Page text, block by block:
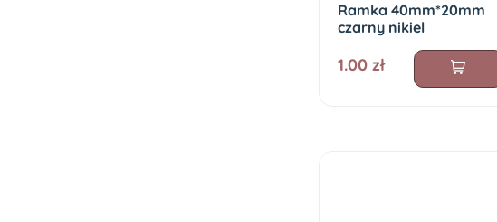
Ramka 40mm*20mm
czarny nikiel
1.00 zł